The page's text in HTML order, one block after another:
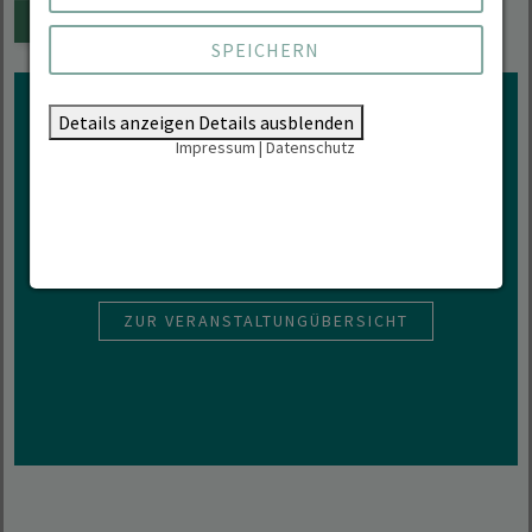
DEM KALENDER HINZUFÜGEN
ZUR VERANSTALTUNGÜBERSICHT
SPEICHERN
Details anzeigen Details ausblenden
Impressum|Datenschutz